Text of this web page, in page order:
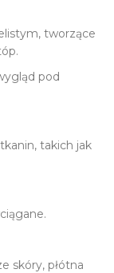
tworzące
pod
takich jak
skóry, płótna